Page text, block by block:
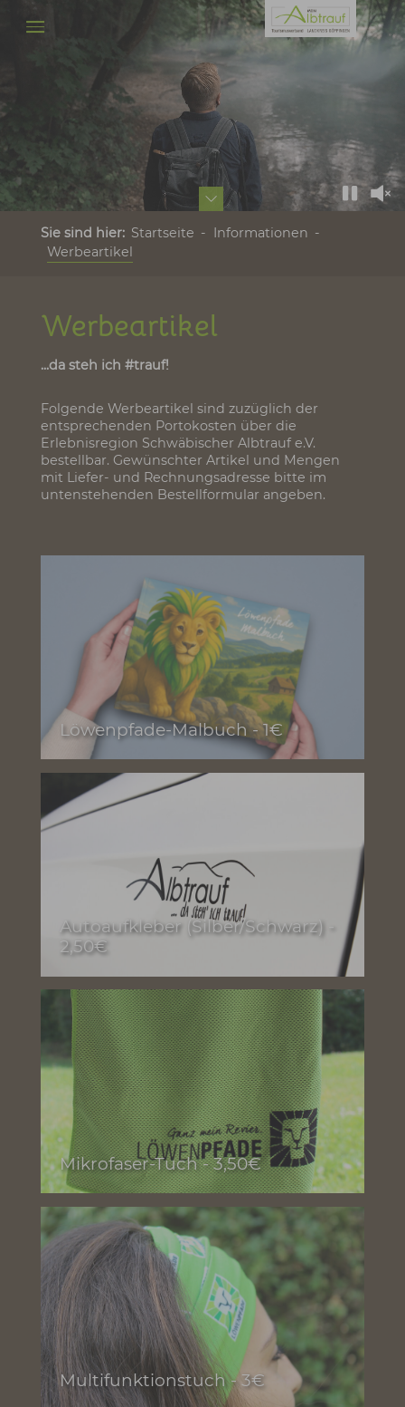
Werbeartikel &
Zum Hauptinhalt springen
Sie sind hier:
Werbeartikel
...da steh ich #trauf!
Folgende Werbeartikel sind zuzüglich der
entsprechenden Portokosten über die
Erlebnisregion Schwäbischer Albtrauf e.V.
Schnell gefunden
Löwenpfade-Malbuch - 1€
Autoaufkleber (Silber/Schwarz) -
2,50€
Mikrofaser-Tuch - 3,50€